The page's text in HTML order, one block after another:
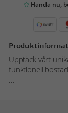
Handla nu,
Upptäck vårt
funktionell
...